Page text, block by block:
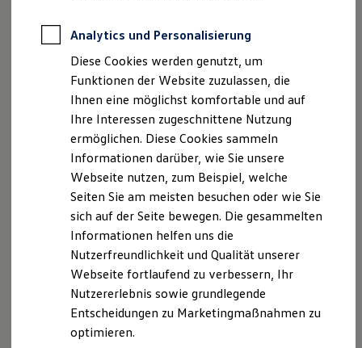
Zertifizierte Gebrauchtwagen
Für Privatkunden
Für Gewerbekunden
Leasing
Für Privatkunden
Für Gewerbekunden
Versicherungen & Garantien
Garantien
Kfz-Versicherung für Nutzfahrzeuge
Restschuldversicherung
Wartungsverträge
Besitzer & Service
Reparatur & Service
Sommer-Special
Reparatur, Pflege & Inspektion
Servicetermin anfragen
Service-Vorteile bei Volkswagen Nutzfahrzeuge
ServicePlus
Economy Service
Räder & Reifen Service
Ersatzfahrzeuge
Analytics und Personalisierung
Diese Cookies werden genutzt, um
Funktionen der Website zuzulassen, die
Ihnen eine möglichst komfortable und auf
Ihre Interessen zugeschnittene Nutzung
ermöglichen. Diese Cookies sammeln
Informationen darüber, wie Sie unsere
Webseite nutzen, zum Beispiel, welche
Seiten Sie am meisten besuchen oder wie Sie
sich auf der Seite bewegen. Die gesammelten
Informationen helfen uns die
Nutzerfreundlichkeit und Qualität unserer
Webseite fortlaufend zu verbessern, Ihr
Nutzererlebnis sowie grundlegende
Entscheidungen zu Marketingmaßnahmen zu
optimieren.